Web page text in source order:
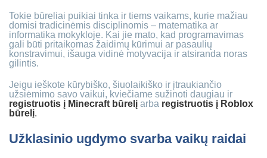
Tokie būreliai puikiai tinka ir tiems vaikams, kurie mažiau
domisi tradicinėmis disciplinomis – matematika ar
informatika mokykloje. Kai jie mato, kad programavimas
gali būti pritaikomas žaidimų kūrimui ar pasaulių
konstravimui, išauga vidinė motyvacija ir atsiranda noras
gilintis.
Jeigu ieškote kūrybiško, šiuolaikiško ir įtraukiančio
užsiėmimo savo vaikui, kviečiame sužinoti daugiau ir
registruotis į Minecraft būrelį arba registruotis į Roblox
būrelį.
Užklasinio ugdymo svarba vaikų raidai